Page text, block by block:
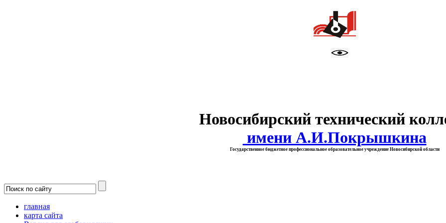
Новосибирский технический
имени А.И.Покрышкина
Государственное бюджетное профессиональное образовательное учреждение Новосибирской области
главная
карта сайта